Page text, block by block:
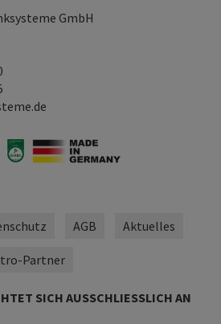
GmbH
AGB Aktuelles
Partner
SICH AUSSCHLIESSLICH AN G